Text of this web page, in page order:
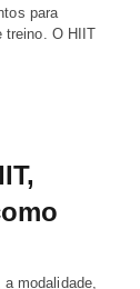
para
treino. O HIIT
modalidade,